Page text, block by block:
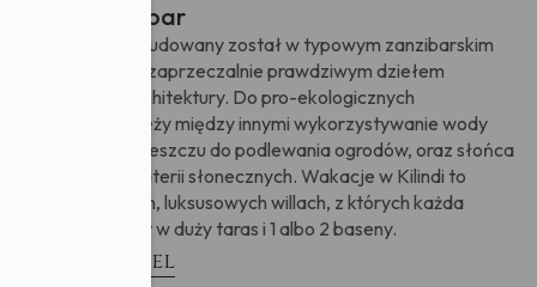
Kilindi Zanzibar
Hotel Kilindi wybudowany został w typowym zanzibarskim
stylu. Jest on niezaprzeczalnie prawdziwym dziełem
nowoczesnej architektury. Do pro-ekologicznych
zastosowań należy między innymi wykorzystywanie wody
pochodzącej z deszczu do podlewania ogrodów, oraz słońca
do ładowania baterii słonecznych. Wakacje w Kilindi to
pobyt w prostych, luksusowych willach, z których każda
wyposażona jest w duży taras i 1 albo 2 baseny.
Zobacz hotel